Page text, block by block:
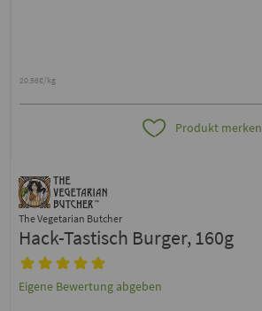
20.56€/kg
Produkt merken
The Vegetarian Butcher
Hack-Tastisch Burger, 160g
Eigene Bewertung abgeben